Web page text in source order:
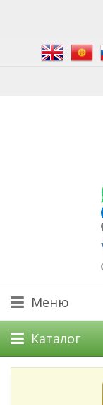
Меню
Каталог